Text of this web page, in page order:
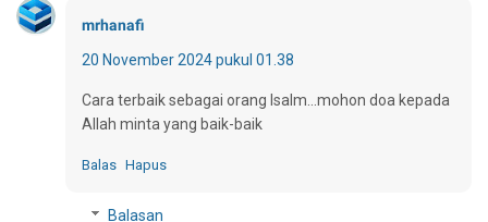
mrhanafi
20 November 2024 pukul 01.38
Cara terbaik sebagai orang Isalm...mohon doa kepada
Allah minta yang baik-baik
Balas Hapus
Balasan